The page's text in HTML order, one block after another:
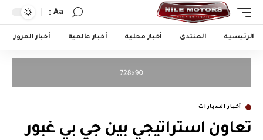
Aa
الرئيسية المنتدى أخبار محلية أخبار عالمية أخبار المرور
أخبار السيارات
تعاون استراتيجي بين جي بي غبور